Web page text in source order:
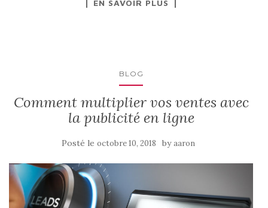
EN SAVOIR PLUS
BLOG
Comment multiplier vos ventes avec
la publicité en ligne
Posté le octobre 10, 2018 byaaron